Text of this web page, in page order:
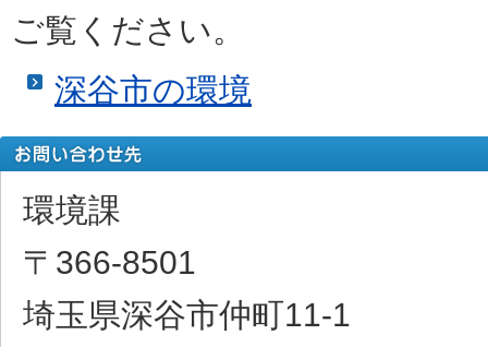
ご覧ください。
深谷市の環境
環境課
〒366‐8501
埼玉県深谷市仲町11-1